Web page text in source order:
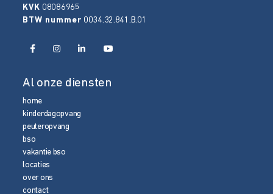
KVK 08086965
BTW nummer 0034.32.841.B.01
Al onze diensten
home
kinderdagopvang
peuteropvang
bso
vakantie bso
locaties
over ons
contact